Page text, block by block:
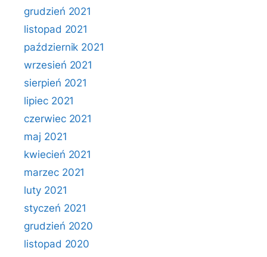
grudzień 2021
listopad 2021
październik 2021
wrzesień 2021
sierpień 2021
lipiec 2021
czerwiec 2021
maj 2021
kwiecień 2021
marzec 2021
luty 2021
styczeń 2021
grudzień 2020
listopad 2020